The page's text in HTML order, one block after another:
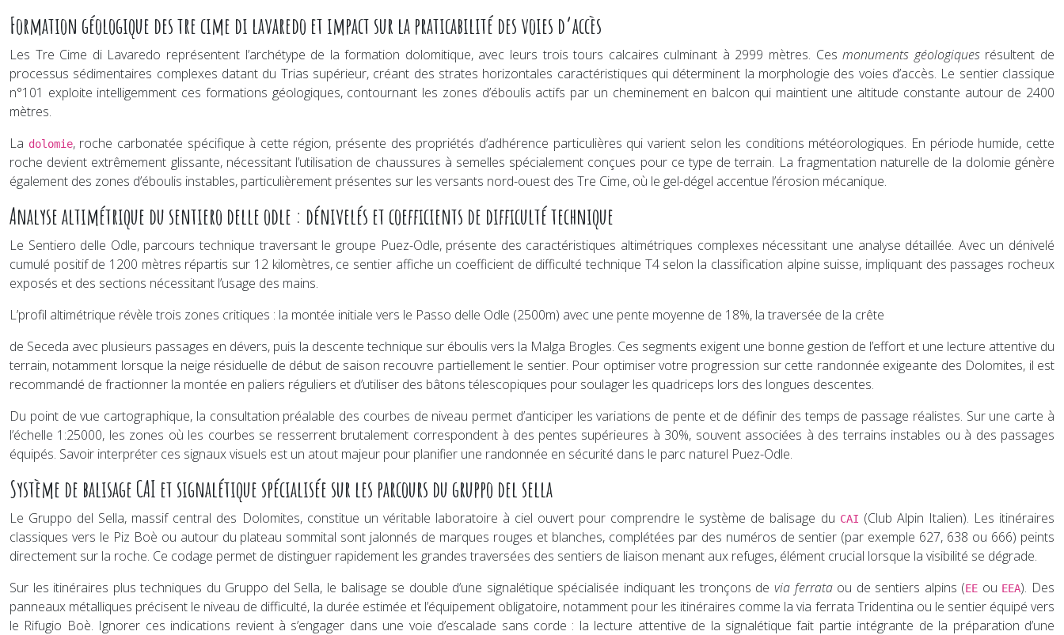
Formation géologique des tre cime di lavaredo et impact sur la praticabilité des voies d’accès
Les Tre Cime di Lavaredo représentent l’archétype de la formation dolomitique, avec leurs trois tours calcaires culminant à 2999 mètres. Cesmonuments géologiquesrésultent de
processus sédimentaires complexes datant du Trias supérieur, créant des strates horizontales caractéristiques qui déterminent la morphologie des voies d’accès. Le sentier classique
n°101 exploite intelligemment ces formations géologiques, contournant les zones d’éboulis actifs par un cheminement en balcon qui maintient une altitude constante autour de 2400
mètres.
La dolomie, roche carbonatée spécifique à cette région, présente des propriétés d’adhérence particulières qui varient selon les conditions météorologiques. En période humide, cette
roche devient extrêmement glissante, nécessitant l’utilisation de chaussures à semelles spécialement conçues pour ce type de terrain. La fragmentation naturelle de la dolomie génère
également des zones d’éboulis instables, particulièrement présentes sur les versants nord-ouest des Tre Cime, où le gel-dégel accentue l’érosion mécanique.
Analyse altimétrique du sentiero delle odle : dénivelés et coefficients de difficulté technique
Le Sentiero delle Odle, parcours technique traversant le groupe Puez-Odle, présente des caractéristiques altimétriques complexes nécessitant une analyse détaillée. Avec un dénivelé
cumulé positif de 1200 mètres répartis sur 12 kilomètres, ce sentier affiche un coefficient de difficulté technique T4 selon la classification alpine suisse, impliquant des passages rocheux
exposés et des sections nécessitant l’usage des mains.
L’profil altimétrique révèle trois zones critiques : la montée initiale vers le Passo delle Odle (2500m) avec une pente moyenne de 18%, la traversée de la crête
de Seceda avec plusieurs passages en dévers, puis la descente technique sur éboulis vers la Malga Brogles. Ces segments exigent une bonne gestion de l’effort et une lecture attentive du
terrain, notamment lorsque la neige résiduelle de début de saison recouvre partiellement le sentier. Pour optimiser votre progression sur cette randonnée exigeante des Dolomites, il est
recommandé de fractionner la montée en paliers réguliers et d’utiliser des bâtons télescopiques pour soulager les quadriceps lors des longues descentes.
Du point de vue cartographique, la consultation préalable des courbes de niveau permet d’anticiper les variations de pente et de définir des temps de passage réalistes. Sur une carte à
l’échelle 1:25000, les zones où les courbes se resserrent brutalement correspondent à des pentes supérieures à 30%, souvent associées à des terrains instables ou à des passages
équipés. Savoir interpréter ces signaux visuels est un atout majeur pour planifier une randonnée en sécurité dans le parc naturel Puez-Odle.
Système de balisage CAI et signalétique spécialisée sur les parcours du gruppo del sella
Le Gruppo del Sella, massif central des Dolomites, constitue un véritable laboratoire à ciel ouvert pour comprendre le système de balisage du CAI (Club Alpin Italien). Les itinéraires
classiques vers le Piz Boè ou autour du plateau sommital sont jalonnés de marques rouges et blanches, complétées par des numéros de sentier (par exemple 627, 638 ou 666) peints
directement sur la roche. Ce codage permet de distinguer rapidement les grandes traversées des sentiers de liaison menant aux refuges, élément crucial lorsque la visibilité se dégrade.
Sur les itinéraires plus techniques du Gruppo del Sella, le balisage se double d’une signalétique spécialisée indiquant les tronçons devia ferrataou de sentiers alpins (EE ou EEA). Des
panneaux métalliques précisent le niveau de difficulté, la durée estimée et l’équipement obligatoire, notamment pour les itinéraires comme la via ferrata Tridentina ou le sentier équipé vers
le Rifugio Boè. Ignorer ces indications revient à s’engager dans une voie d’escalade sans corde : la lecture attentive de la signalétique fait partie intégrante de la préparation d’une